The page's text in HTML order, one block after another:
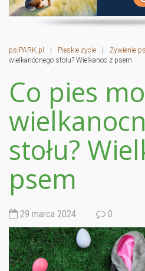
psiPARK.pl | Pieskie życie | Żywienie
wielkanocnego stołu? Wielkanoc z psem
Co pies
stołu?
psem
29 marca 2024 0